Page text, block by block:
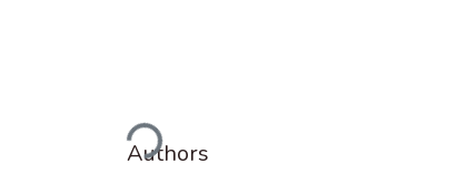
Loading...
Authors